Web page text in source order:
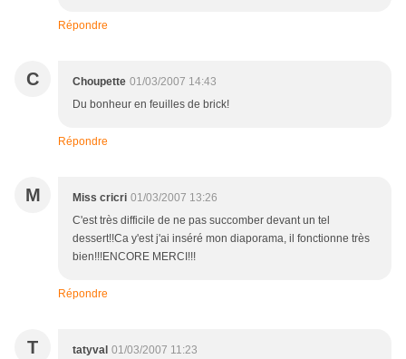
Répondre
C Choupette 01/03/2007 14:43
Du bonheur en feuilles de brick!
Répondre
M Miss cricri 01/03/2007 13:26
C'est très difficile de ne pas succomber devant un tel
dessert!!Ca y'est j'ai inséré mon diaporama, il fonctionne très
bien!!!ENCORE MERCI!!!
Répondre
T tatyval 01/03/2007 11:23